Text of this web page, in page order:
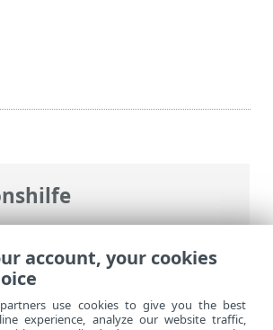
Hilfe>ESET Mail Security>
Mail Security >Tools>
account, your cookies
use cookies to give you the best
experience, analyze our website traffic,